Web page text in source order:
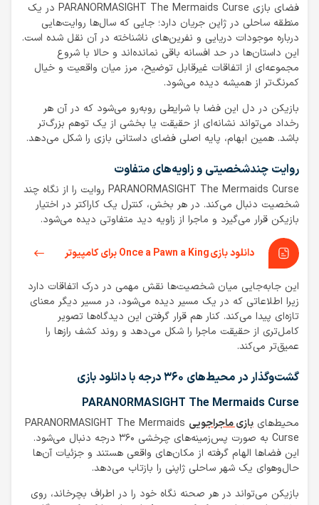
فضای بازی PARANORMASIGHT The Mermaids Curse در یک
منطقه ساحلی در ژاپن جریان دارد؛ جایی که سال‌ها روایت‌هایی
درباره موجودات دریایی و نفرین‌های ناشناخته در آن نقل شده است.
این داستان‌ها در حد افسانه باقی نمانده‌اند و حالا با شروع
مجموعه‌ای از اتفاقات غیرقابل توضیح، مرز میان واقعیت و خیال
کمرنگ‌تر از همیشه دیده می‌شود.
بازیکن در دل این فضا با شرایطی روبه‌رو می‌شود که در آن هر
رخداد می‌تواند نشانه‌ای از حقیقت یا بخشی از یک توهم بزرگ‌تر
باشد. همین ابهام، پایه اصلی فضای داستانی بازی را شکل می‌دهد.
روایت چندشخصیتی و زاویه‌های متفاوت
PARANORMASIGHT The Mermaids Curse روایت را از نگاه چند
شخصیت دنبال می‌کند. در هر بخش، کنترل یک کاراکتر در اختیار
بازیکن قرار می‌گیرد و ماجرا از زاویه دید متفاوتی دیده می‌شود.
دانلود بازی Once a Pawn a King برای کامپیوتر
این جابه‌جایی میان شخصیت‌ها نقش مهمی در درک اتفاقات دارد
زیرا اطلاعاتی که در یک مسیر دیده می‌شود، در مسیر دیگر معنای
تازه‌ای پیدا می‌کند. کنار هم قرار گرفتن این دیدگاه‌ها تصویر
کامل‌تری از حقیقت ماجرا را شکل می‌دهد و روند کشف رازها را
عمیق‌تر می‌کند.
گشت‌وگذار در محیط‌های ۳۶۰ درجه با دانلود بازی
PARANORMASIGHT The Mermaids Curse
محیط‌های بازی ماجراجویی PARANORMASIGHT The Mermaids
Curse به صورت پس‌زمینه‌های چرخشی ۳۶۰ درجه دنبال می‌شود.
این فضاها الهام گرفته از مکان‌های واقعی هستند و جزئیات آن‌ها
حال‌وهوای یک شهر ساحلی ژاپنی را بازتاب می‌دهد.
بازیکن می‌تواند در هر صحنه نگاه خود را در اطراف بچرخاند، روی